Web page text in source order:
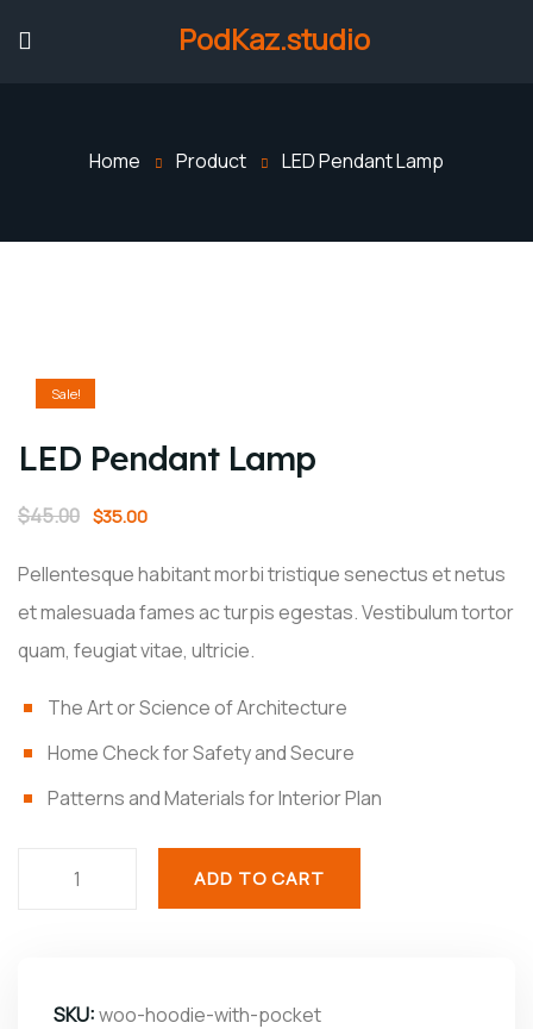
PodKaz.studio
Home Product LED Pendant Lamp
Sale!
LED Pendant Lamp
$45.00 $35.00
Pellentesque habitant morbi tristique senectus et netus
et malesuada fames ac turpis egestas. Vestibulum tortor
quam, feugiat vitae, ultricie.
The Art or Science of Architecture
Home Check for Safety and Secure
Patterns and Materials for Interior Plan
ADD TO CART
SKU:woo-hoodie-with-pocket